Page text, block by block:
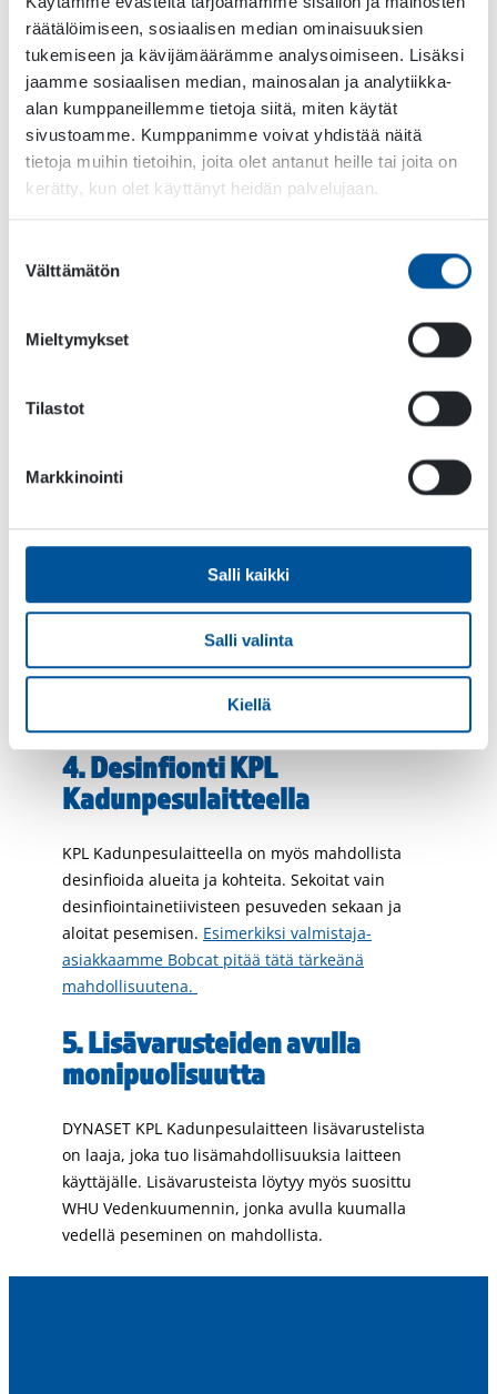
räätälöimiseen, sosiaalisen median ominaisuuksien
tukemiseen ja kävijämäärämme analysoimiseen. Lisäksi
jaamme sosiaalisen median, mainosalan ja analytiikka-
alan kumppaneillemme tietoja siitä, miten käytät
sivustoamme. Kumppanimme voivat yhdistää näitä
tietoja muihin tietoihin, joita olet antanut heille tai joita on
kerätty, kun olet käyttänyt heidän palvelujaan.
valinta
Välttämätön
Mieltymykset
Tilastot
Markkinointi
Salli kaikki
Salli valinta
Kiellä
3. Pesupistooli
Kaikissa KPL Kadunpesulaitteissa on vakiona
letkukela ja painepesupistooli. Näin laitteen
käyttäjä voi hoitaa tarkempaa painepesua vaativat
tehtävät pesupistoolin avulla. Esimerkiksi talojen
ulko-ovien edustat, portaat ja esimerkiksi
roskakatoksen on nopea pestä pistoolin avulla
KPL Kadunpesulaite sisältää korkeapaine
Kiinteistönhuollolle tämä tarkoittaa mahdollisuutta
pestä esimerkiksi portaita, roskakatoksia ja pihan
4. Desinfionti KPL
Kadunpesulaitteella
KPL Kadunpesulaitteella on myös mahdollista
desinfioida alueita ja kohteita. Sekoitat vain
desinfiointainetiivisteen pesuveden sekaan ja
aloitat pesemisen. Esimerkiksi valmistaja-
asiakkaamme Bobcat pitää tätä tärkeänä
mahdollisuutena.
5. Lisävarusteiden avulla
monipuolisuutta
DYNASET KPL Kadunpesulaitteen lisävarustelista
on laaja, joka tuo lisämahdollisuuksia laitteen
käyttäjälle. Lisävarusteista löytyy myös suosittu
WHU Vedenkuumennin, jonka avulla kuumalla
vedellä peseminen on mahdollista.